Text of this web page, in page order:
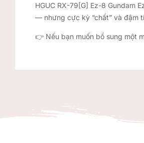
HGUC RX-79 [G] Ez-8 Gundam
— nhưng cực kỳ “chất” và đậm
👉 Nếu bạn muốn bổ sung một